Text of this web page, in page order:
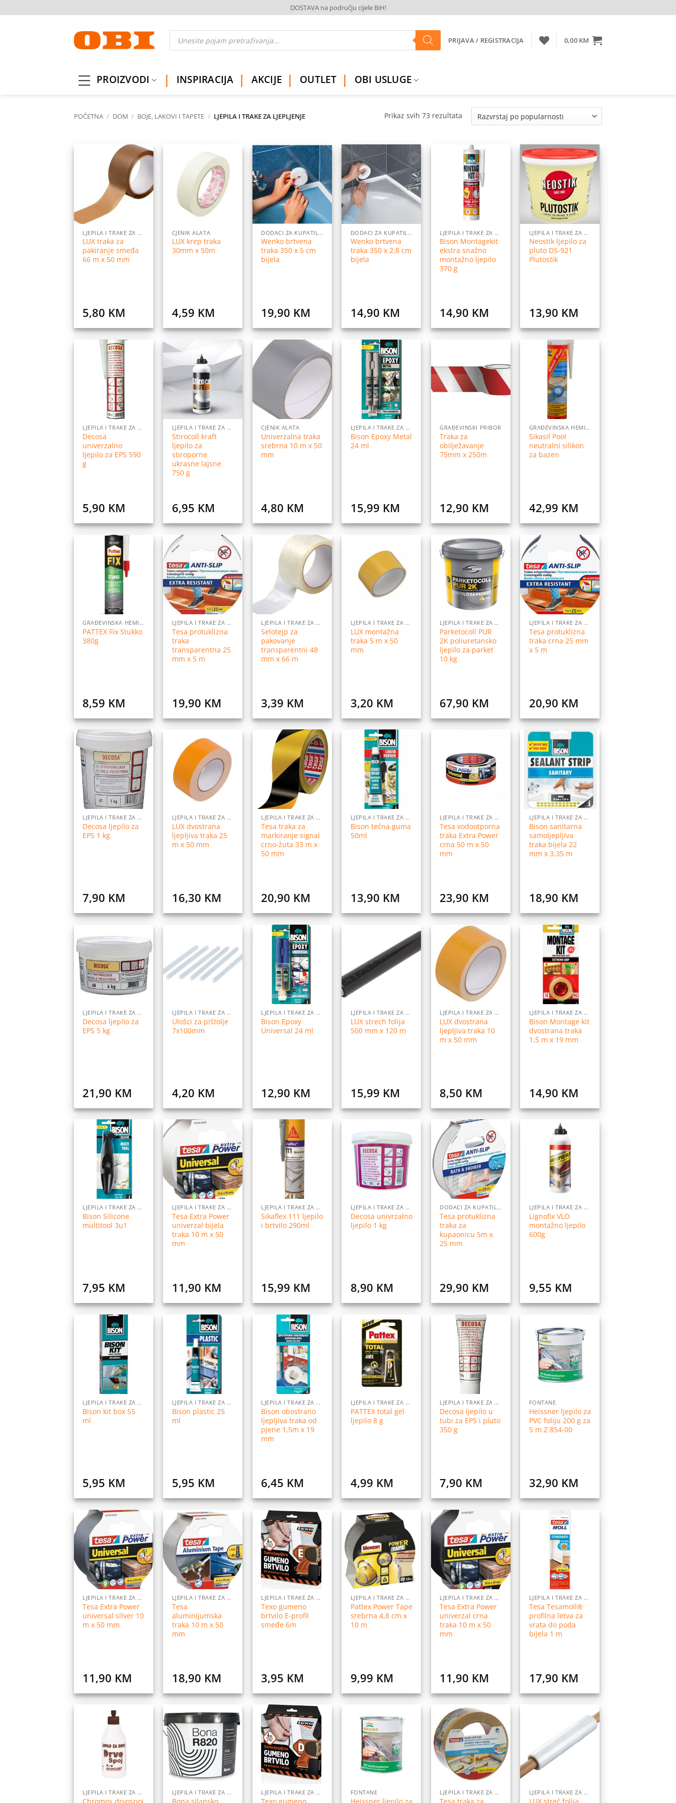
to
DOSTAVA na području cijele BiH!
Products
search PRIJAVA / REGISTRACIJA 0,00 KM
PROIZVODI INSPIRACIJA AKCIJE OUTLET OBI USLUGE
POČETNA / DOM / BOJE, LAKOVI I TAPETE / LJEPILA I TRAKE ZA LJEPLJENJE Prikaz svih 73 rezultataSorted
Dodaj
na
listu
želja
LJEPILA I TRAKE ZA LJEPLJENJE
LUX traka za
pakiranje smeđa
66 m x 50 mm
5,80 KM
Dodaj
na
listu
želja
CJENIK ALATA
LUX krep traka
30mm x 50m
4,59 KM
Dodaj
na
listu
želja
DODACI ZA KUPATILO
Wenko brtvena
traka 350 x 5 cm
bijela
19,90 KM
Dodaj
listu
želja
DODACI ZA KUPATILO
Wenko brtvena
traka 350 x 2,8 cm
bijela
14,90 KM
LJEPILA I TRAKE ZA LJEPLJENJE
Bison Montagekit
ekstra snažno
montažno ljepilo
370 g
14,90 KM
Dodaj
listu
želja
LJEPILA I TRAKE ZA LJEPLJENJE
Neostik ljepilo za
pluto DS-921
Plutostik
13,90 KM
LJEPILA I TRAKE ZA LJEPLJENJE
Decosa
univerzalno
ljepilo za EPS 590
g
5,90 KM
Dodaj
LJEPILA I TRAKE ZA LJEPLJENJE
Stirocoll kraft
ljepilo za
stiroporne
ukrasne lajsne
750 g
6,95 KM
želja
CJENIK ALATA
Univerzalna traka
srebrna 10 m x 50
mm
4,80 KM
Dodaj
želja
LJEPILA I TRAKE ZA LJEPLJENJE
Bison Epoxy Metal
24 ml
15,99 KM
Dodaj
na
GRAĐEVINSKI PRIBOR
Traka za
obilježavanje
75mm x 250m
12,90 KM
GRAĐEVINSKA HEMIJA
Sikasil Pool
neutralni silikon
za bazen
42,99 KM
Dodaj
GRAĐEVINSKA HEMIJA
PATTEX Fix Stukko
380g
8,59 KM
Dodaj
na
listu
želja
LJEPILA I TRAKE ZA LJEPLJENJE
Tesa protuklizna
traka
transparentna 25
mm x 5 m
19,90 KM
Dodaj
želja
LJEPILA I TRAKE ZA LJEPLJENJE
Selotejp za
pakovanje
transparentni 48
mm x 66 m
3,39 KM
Dodaj
na
listu
želja
LJEPILA I TRAKE ZA LJEPLJENJE
LUX montažna
traka 5 m x 50
mm
3,20 KM
Dodaj
na
listu
želja
LJEPILA I TRAKE ZA LJEPLJENJE
Parketocoll PUR
2K poliuretansko
ljepilo za parket
10 kg
67,90 KM
Dodaj
na
listu
želja
LJEPILA I TRAKE ZA LJEPLJENJE
Tesa protuklizna
traka crna 25 mm
x 5 m
20,90 KM
Dodaj
na
listu
želja
LJEPILA I TRAKE ZA LJEPLJENJE
Decosa ljepilo za
EPS 1 kg
7,90 KM
Dodaj
na
listu
želja
LJEPILA I TRAKE ZA LJEPLJENJE
LUX dvostrana
ljepljiva traka 25
m x 50 mm
16,30 KM
Dodaj
na
listu
želja
LJEPILA I TRAKE ZA LJEPLJENJE
Tesa traka za
markiranje signal
crno-žuta 33 m x
50 mm
20,90 KM
Dodaj
LJEPILA I TRAKE ZA LJEPLJENJE
Bison tečna guma
50ml
13,90 KM
Dodaj
na
listu
želja
LJEPILA I TRAKE ZA LJEPLJENJE
Tesa vodootporna
traka Extra Power
crna 50 m x 50
mm
23,90 KM
Dodaj
na
listu
želja
LJEPILA I TRAKE ZA LJEPLJENJE
Bison sanitarna
samoljepljiva
traka bijela 22
mm x 3,35 m
18,90 KM
na
listu
želja
LJEPILA I TRAKE ZA LJEPLJENJE
Decosa ljepilo za
EPS 5 kg
21,90 KM
Dodaj
na
listu
želja
LJEPILA I TRAKE ZA LJEPLJENJE
Ulošci za pištolje
7x100mm
4,20 KM
Dodaj
LJEPILA I TRAKE ZA LJEPLJENJE
Bison Epoxy
Universal 24 ml
12,90 KM
Dodaj
na
LJEPILA I TRAKE ZA LJEPLJENJE
LUX strech folija
500 mm x 120 m
15,99 KM
Dodaj
listu
želja
LJEPILA I TRAKE ZA LJEPLJENJE
LUX dvostrana
ljepljiva traka 10
m x 50 mm
8,50 KM
listu
želja
LJEPILA I TRAKE ZA LJEPLJENJE
Bison Montage kit
dvostrana traka
1,5 m x 19 mm
14,90 KM
Dodaj
LJEPILA I TRAKE ZA LJEPLJENJE
Bison Silicone
multitool 3u1
7,95 KM
Dodaj
na
listu
želja
LJEPILA I TRAKE ZA LJEPLJENJE
Tesa Extra Power
univerzal bijela
traka 10 m x 50
mm
11,90 KM
LJEPILA I TRAKE ZA LJEPLJENJE
Sikaflex 111 ljepilo
i brtvilo 290ml
15,99 KM
Dodaj
na
listu
želja
LJEPILA I TRAKE ZA LJEPLJENJE
Decosa univrzalno
ljepilo 1 kg
8,90 KM
Dodaj
na
listu
želja
DODACI ZA KUPATILO
Tesa protuklizna
traka za
kupaonicu 5m x
25 mm
29,90 KM
LJEPILA I TRAKE ZA LJEPLJENJE
Lignofix VLO
montažno ljepilo
600g
9,55 KM
LJEPILA I TRAKE ZA LJEPLJENJE
Bison kit box 55
ml
5,95 KM
Dodaj
LJEPILA I TRAKE ZA LJEPLJENJE
Bison plastic 25
ml
5,95 KM
Dodaj
LJEPILA I TRAKE ZA LJEPLJENJE
Bison obostrano
ljepljiva traka od
pjene 1,5m x 19
mm
6,45 KM
Dodaj
LJEPILA I TRAKE ZA LJEPLJENJE
PATTEX total gel
ljepilo 8 g
4,99 KM
LJEPILA I TRAKE ZA LJEPLJENJE
Decosa ljepilo u
tubi za EPS i pluto
350 g
7,90 KM
Dodaj
listu
želja
FONTANE
Heissner ljepilo za
PVC foliju 200 g za
5 m Z 854-00
32,90 KM
Dodaj
na
listu
želja
LJEPILA I TRAKE ZA LJEPLJENJE
Tesa Extra Power
universal silver 10
m x 50 mm
11,90 KM
na
listu
želja
LJEPILA I TRAKE ZA LJEPLJENJE
Tesa
aluminijumska
traka 10 m x 50
mm
18,90 KM
Dodaj
na
listu
želja
LJEPILA I TRAKE ZA LJEPLJENJE
Texo gumeno
brtvilo E-profil
smeđe 6m
3,95 KM
Dodaj
na
listu
želja
LJEPILA I TRAKE ZA LJEPLJENJE
Pattex Power Tape
srebrna 4,8 cm x
10 m
9,99 KM
Dodaj
na
listu
želja
LJEPILA I TRAKE ZA LJEPLJENJE
Tesa Extra Power
univerzal crna
traka 10 m x 50
mm
11,90 KM
LJEPILA I TRAKE ZA LJEPLJENJE
Tesa Tesamoll®
profilna letva za
vrata do poda
bijela 1 m
17,90 KM
LJEPILA I TRAKE ZA LJEPLJENJE
Dodaj
na
listu
želja
LJEPILA I TRAKE ZA LJEPLJENJE
Dodaj
na
listu
želja
LJEPILA I TRAKE ZA LJEPLJENJE
Dodaj
listu
želja
FONTANE
Dodaj
na
listu
želja
LJEPILA I TRAKE ZA LJEPLJENJE
Dodaj
na
LJEPILA I TRAKE ZA LJEPLJENJE